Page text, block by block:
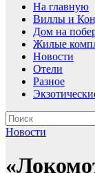
На главную
Виллы и
Дом на
Жилые
Новости
Отели
Разное
Новости